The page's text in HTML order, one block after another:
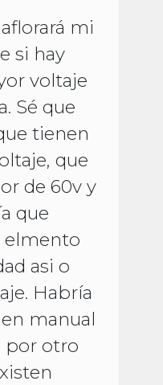
mi
si hay
voltaje
Sé que
tienen
que
de 60v y
que
elmento
asi o
Habría
manual
por otro